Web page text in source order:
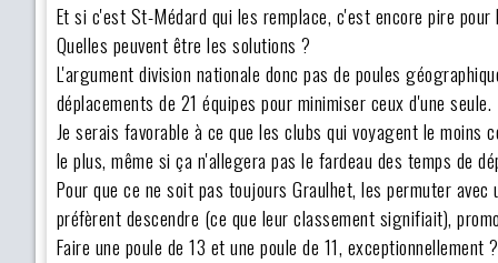
Et si c'est St-Médard qui les remplace, c'est encore pire
Quelles peuvent être les solutions ?
L'argument division nationale donc pas de poules
déplacements de 21 équipes pour minimiser ceux d'une seule.
Je serais favorable à ce que les clubs qui voyagent le
le plus, même si ça n'allegera pas le fardeau des temps de
Pour que ce ne soit pas toujours Graulhet, les permuter
préfèrent descendre (ce que leur classement signifiait),
Faire une poule de 13 et une poule de 11, exceptionnellement ?